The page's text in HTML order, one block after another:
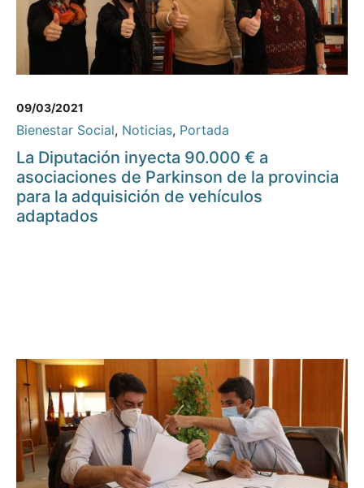
09/03/2021
Bienestar Social, Noticias, Portada
La Diputación inyecta 90.000 € a
asociaciones de Parkinson de la provincia
para la adquisición de vehículos
adaptados